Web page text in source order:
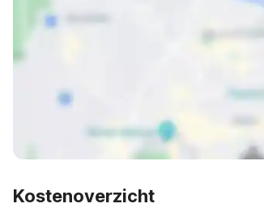
Kostenoverzicht